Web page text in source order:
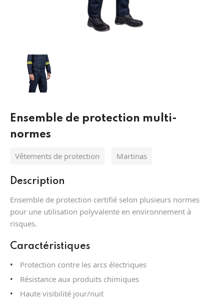
Protection des yeux MSA
Pièces de Rechange Extincteurs
Tuyaux incendie
Division
Vetement sapeur pompier
Équipement de protection antichute
Appareils respiratoires filtrants MSA
Appareils respiratoires isolants MSA
Batteries et torche
Protection des pieds
Hydraulique
Désenfumage
Détection
Ensemble de protection multi-
normes
Vêtements de protection Martinas
Description
Ensemble de protection certifié selon plusieurs normes
pour une utilisation polyvalente en environnement à
risques.
Caractéristiques
Protection contre les arcs électriques
Résistance aux produits chimiques
Haute visibilité jour/nuit